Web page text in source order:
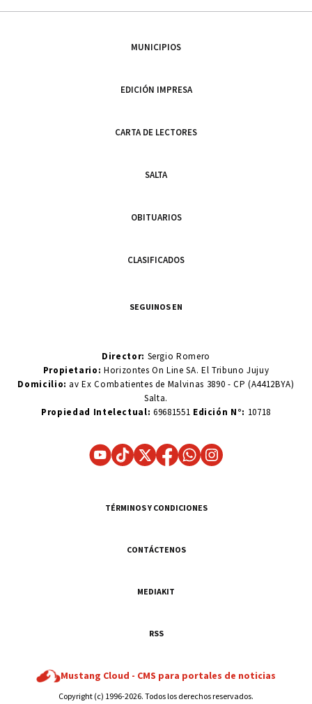
MUNICIPIOS
EDICIÓN IMPRESA
CARTA DE LECTORES
SALTA
OBITUARIOS
CLASIFICADOS
SEGUINOS EN
Director: Sergio Romero
Propietario:Horizontes On Line SA. El Tribuno Jujuy
Domicilio: av Ex Combatientes de Malvinas 3890 - CP (A4412BYA)
Salta.
Propiedad Intelectual: 69681551 Edición N°: 10718
TÉRMINOS Y CONDICIONES
CONTÁCTENOS
MEDIAKIT
RSS
Mustang Cloud - CMS para portales de noticias
Copyright (c) 1996-2026. Todos los derechos reservados.